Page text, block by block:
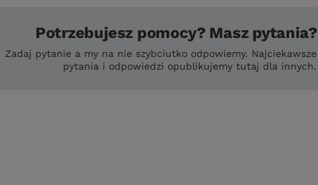
Potrzebujesz pomocy? Masz pytania?
Zadaj pytanie a my na nie szybciutko odpowiemy. Najciekawsze
pytania i odpowiedzi opublikujemy tutaj dla innych.